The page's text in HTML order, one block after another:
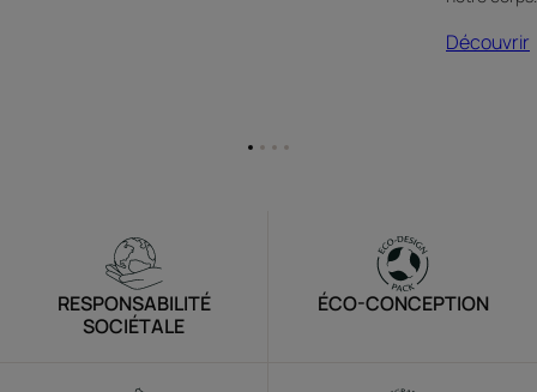
Découvrir
Aller
AllerAllerAller
RESPONSABILITÉ
SOCIÉTALE
ÉCO-CONCEPTION